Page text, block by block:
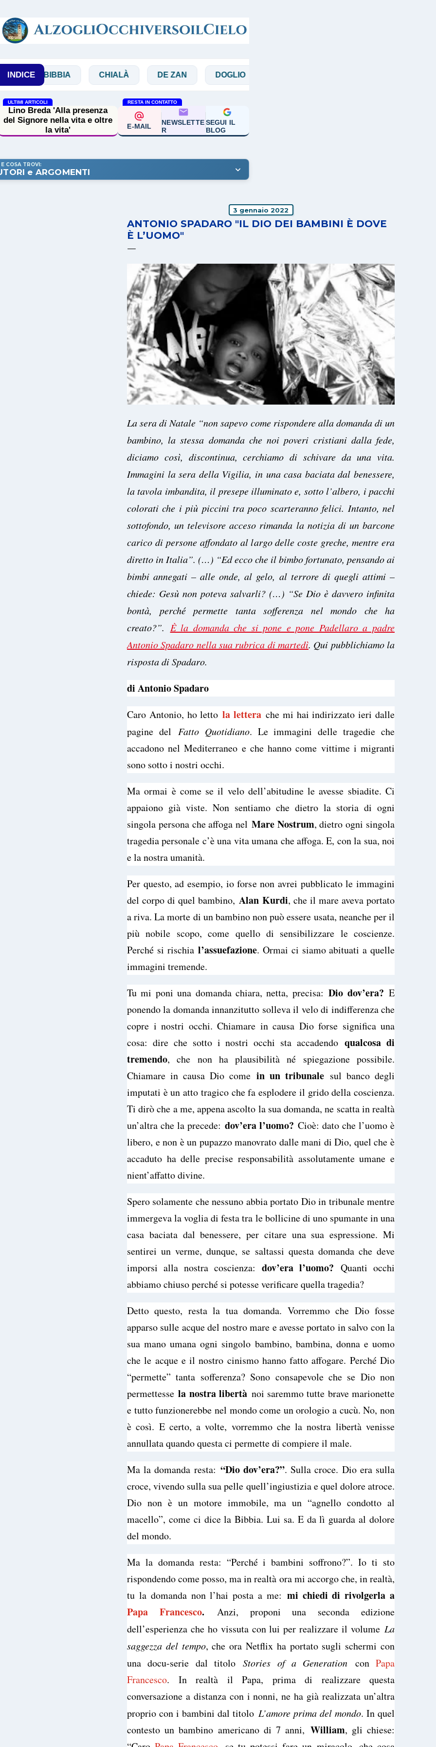
INDICE
BIBBIA CHIALÀ DE ZAN DOGLIO MAGGI
ULTIMI ARTICOLI
Lino Breda 'Alla presenza
del Signore nella vita e oltre
la vita'
RESTA IN CONTATTO
E-MAIL
NEWSLETTE
R
SEGUI IL
BLOG
E COSA TROVI:
e ARGOMENTI
3 gennaio 2022
ANTONIO SPADARO "IL DIO DEI BAMBINI È DOVE
È L’UOMO"
La sera di Natale “non sapevo come rispondere alla domanda di un
bambino, la stessa domanda che noi poveri cristiani dalla fede,
diciamo così, discontinua, cerchiamo di schivare da una vita.
Immagini la sera della Vigilia, in una casa baciata dal benessere,
la tavola imbandita, il presepe illuminato e, sotto l’albero, i pacchi
colorati che i più piccini tra poco scarteranno felici. Intanto, nel
sottofondo, un televisore acceso rimanda la notizia di un barcone
carico di persone affondato al largo delle coste greche, mentre era
diretto in Italia”. (…) “Ed ecco che il bimbo fortunato, pensando ai
bimbi annegati – alle onde, al gelo, al terrore di quegli attimi –
chiede: Gesù non poteva salvarli? (…) “Se Dio è davvero infinita
bontà, perché permette tanta sofferenza nel mondo che ha
creato?”. È la domanda che si pone e pone Padellaro a padre
Antonio Spadaro nella sua rubrica di martedì. Qui pubblichiamo la
risposta di Spadaro.
di Antonio Spadaro
Caro Antonio, ho lettola lettera che mi hai indirizzato ieri dalle
pagine del Fatto Quotidiano. Le immagini delle tragedie che
accadono nel Mediterraneo e che hanno come vittime i migranti
sono sotto i nostri occhi.
Ma ormai è come se il velo dell’abitudine le avesse sbiadite. Ci
appaiono già viste. Non sentiamo che dietro la storia di ogni
singola persona che affoga nel Mare Nostrum, dietro ogni singola
tragedia personale c’è una vita umana che affoga. E, con la sua, noi
e la nostra umanità.
Per questo, ad esempio, io forse non avrei pubblicato le immagini
del corpo di quel bambino,Alan Kurdi, che il mare aveva portato
a riva. La morte di un bambino non può essere usata, neanche per il
più nobile scopo, come quello di sensibilizzare le coscienze.
Perché si rischial’assuefazione. Ormai ci siamo abituati a quelle
immagini tremende.
Tu mi poni una domanda chiara, netta, precisa:Dio dov’era? E
ponendo la domanda innanzitutto solleva il velo di indifferenza che
copre i nostri occhi. Chiamare in causa Dio forse significa una
cosa: dire che sotto i nostri occhi sta accadendoqualcosa di
tremendo, che non ha plausibilità né spiegazione possibile.
Chiamare in causa Dio come in un tribunale sul banco degli
imputati è un atto tragico che fa esplodere il grido della coscienza.
Ti dirò che a me, appena ascolto la sua domanda, ne scatta in realtà
un’altra che la precede: dov’era l’uomo? Cioè: dato che l’uomo è
libero, e non è un pupazzo manovrato dalle mani di Dio, quel che è
accaduto ha delle precise responsabilità assolutamente umane e
nient’affatto divine.
Spero solamente che nessuno abbia portato Dio in tribunale mentre
immergeva la voglia di festa tra le bollicine di uno spumante in una
casa baciata dal benessere, per citare una sua espressione. Mi
sentirei un verme, dunque, se saltassi questa domanda che deve
imporsi alla nostra coscienza: dov’era l’uomo? Quanti occhi
abbiamo chiuso perché si potesse verificare quella tragedia?
Detto questo, resta la tua domanda. Vorremmo che Dio fosse
apparso sulle acque del nostro mare e avesse portato in salvo con la
sua mano umana ogni singolo bambino, bambina, donna e uomo
che le acque e il nostro cinismo hanno fatto affogare. Perché Dio
“permette” tanta sofferenza? Sono consapevole che se Dio non
permettesse la nostra libertà noi saremmo tutte brave marionette
e tutto funzionerebbe nel mondo come un orologio a cucù. No, non
è così. E certo, a volte, vorremmo che la nostra libertà venisse
annullata quando questa ci permette di compiere il male.
Ma la domanda resta: “Dio dov’era?”. Sulla croce. Dio era sulla
croce, vivendo sulla sua pelle quell’ingiustizia e quel dolore atroce.
Dio non è un motore immobile, ma un “agnello condotto al
macello”, come ci dice la Bibbia. Lui sa. E da lì guarda al dolore
del mondo.
Ma la domanda resta: “Perché i bambini soffrono?”. Io ti sto
rispondendo come posso, ma in realtà ora mi accorgo che, in realtà,
tu la domanda non l’hai posta a me: mi chiedi di rivolgerla a
Papa Francesco. Anzi, proponi una seconda edizione
dell’esperienza che ho vissuta con lui per realizzare il volume La
saggezza del tempo, che ora Netflix ha portato sugli schermi con
una docu-serie dal titoloStories of a Generation conPapa
Francesco. In realtà il Papa, prima di realizzare questa
conversazione a distanza con i nonni, ne ha già realizzata un’altra
proprio con i bambini dal titolo L’amore prima del mondo. In quel
contesto un bambino americano di 7 anni, William, gli chiese: